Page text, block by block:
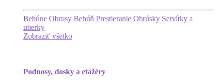
Behúne Obrusy Behúň Prestieranie Obrúsky Servítky a
utierky
Zobraziť všetko
Podnosy, dosky a etažéry